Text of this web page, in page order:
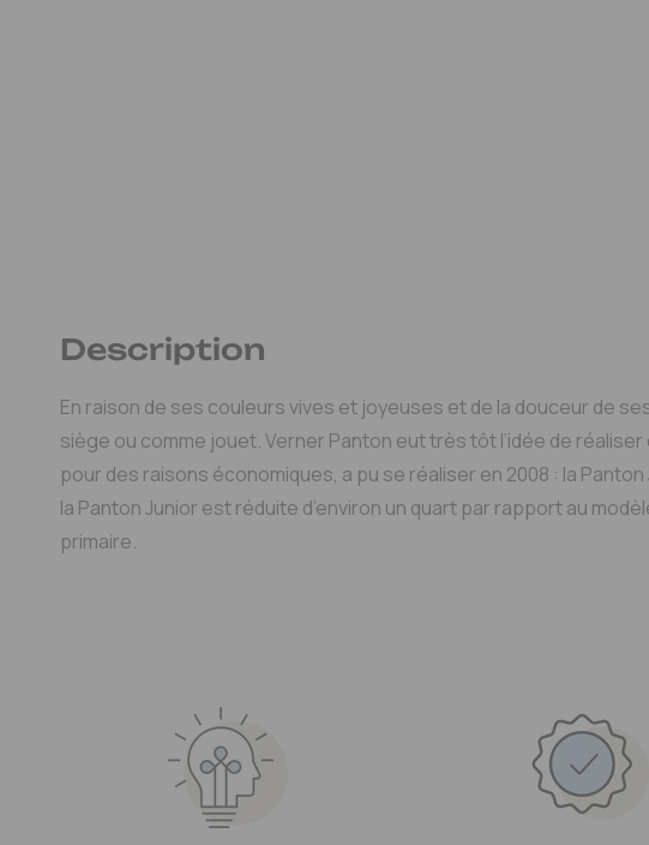
Description
En raison de ses couleurs vives et joyeuses et de la douceur de
siège ou comme jouet. Verner Panton eut très tôt l’idée de
pour des raisons économiques, a pu se réaliser en 2008 : la
la Panton Junior est réduite d’environ un quart par rapport au
primaire.